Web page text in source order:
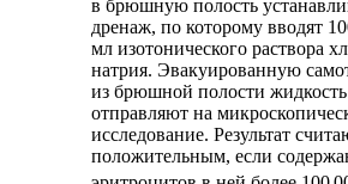
в брюшную полость
дренаж, по которому вводят
мл изотонического раствора
натрия. Эвакуированную
из брюшной полости жидкость
отправляют на
исследование. Результат
положительным, если